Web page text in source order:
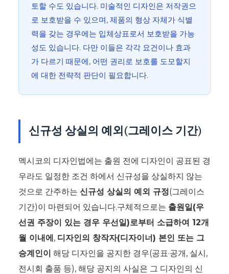
토할 수도 있습니다. 미술적인 디자인은 저작권으
로 보호받을 수 있으며, 제품의 형상 자체가 식별
력을 갖는 경우에는 입체상표로서 보호받을 가능
성도 있습니다. 다만 이들은 각각 요건이나 효과
가 다르기 때문에, 어떤 권리로 보호를 도모할지
에 대한 전략적 판단이 필요합니다.
신규성 상실의 예외(그레이스 기간)
멕시코의 디자인법에는 출원 전에 디자인이 공표된 경
우라도 일정한 조건 하에서 신규성을 상실하지 않는
것으로 간주하는 신규성 상실의 예외 규정(그레이스
기간)이 마련되어 있습니다.구체적으로는 출원일(우
선권 주장이 있는 경우 우선일)로부터 소급하여 12개
월 이내에, 디자인의 창작자(디자이너) 본인 또는 그
승계인이 해당 디자인을 공지한 경우(공표·공개, 실시,
전시회 출품 등), 해당 공지의 사실은 그 디자인의 신